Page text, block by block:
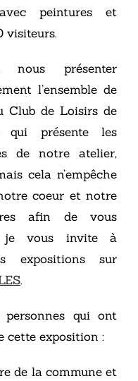
peintures et
visiteurs.
présenter
l’ensemble de
Club de Loisirs de
qui présente les
de notre atelier,
cela n’empêche
coeur et notre
afin de vous
je vous invite à
expositions sur
.
qui ont
cette exposition :
de la commune et